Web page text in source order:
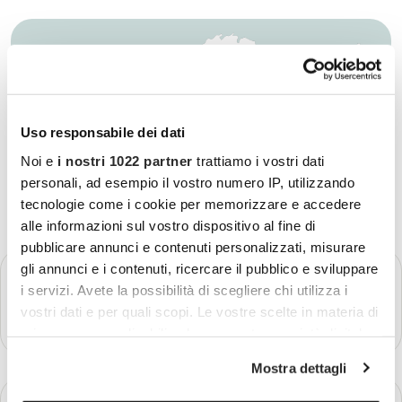
Uso responsabile dei dati
Noi e i nostri 1022 partner trattiamo i vostri dati
personali, ad esempio il vostro numero IP, utilizzando
tecnologie come i cookie per memorizzare e accedere
alle informazioni sul vostro dispositivo al fine di
pubblicare annunci e contenuti personalizzati, misurare
gli annunci e i contenuti, ricercare il pubblico e sviluppare
i servizi. Avete la possibilità di scegliere chi utilizza i
vostri dati e per quali scopi. Le vostre scelte in materia di
modificare o revocare il proprio consenso in qualsiasi
momento dalla Dichiarazione sui cookie o facendo clic
Mostra dettagli
GIORNO 1
Partenza - Santiago de Compostela
Più dettagli
GIORNO 2